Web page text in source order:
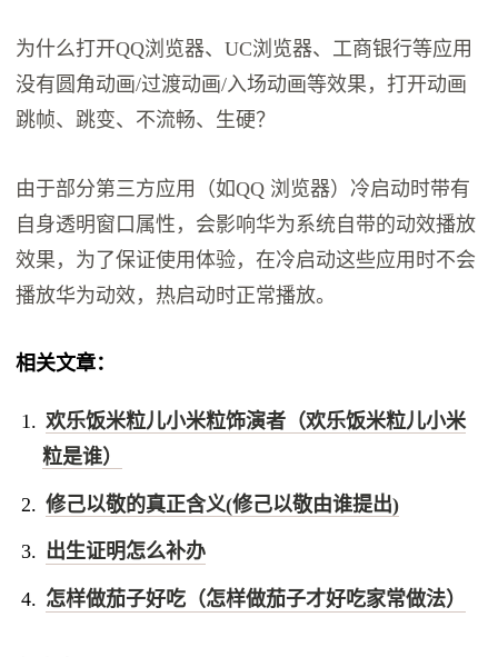
为什么打开QQ浏览器、UC浏览器、工商银行等应用
没有圆角动画/过渡动画/入场动画等效果，打开动画
跳帧、跳变、不流畅、生硬？
由于部分第三方应用（如QQ 浏览器）冷启动时带有
自身透明窗口属性，会影响华为系统自带的动效播放
效果，为了保证使用体验，在冷启动这些应用时不会
播放华为动效，热启动时正常播放。
相关文章：
欢乐饭米粒儿小米粒饰演者（欢乐饭米粒儿小米
粒是谁）
修己以敬的真正含义(修己以敬由谁提出)
出生证明怎么补办
怎样做茄子好吃（怎样做茄子才好吃家常做法）